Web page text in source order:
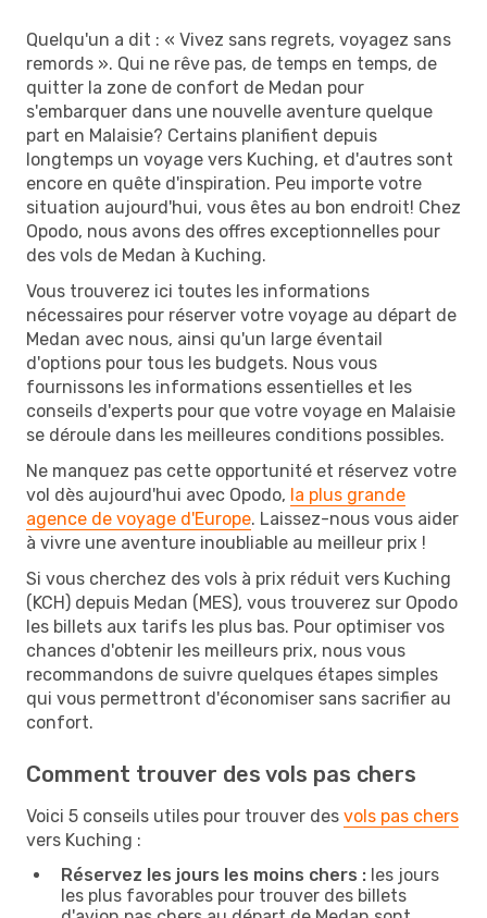
Quelqu'un a dit : « Vivez sans regrets, voyagez sans
remords ». Qui ne rêve pas, de temps en temps, de
quitter la zone de confort de Medan pour
s'embarquer dans une nouvelle aventure quelque
part en Malaisie? Certains planifient depuis
longtemps un voyage vers Kuching, et d'autres sont
encore en quête d'inspiration. Peu importe votre
situation aujourd'hui, vous êtes au bon endroit! Chez
Opodo, nous avons des offres exceptionnelles pour
des vols de Medan à Kuching.
Vous trouverez ici toutes les informations
nécessaires pour réserver votre voyage au départ de
Medan avec nous, ainsi qu'un large éventail
d'options pour tous les budgets. Nous vous
fournissons les informations essentielles et les
conseils d'experts pour que votre voyage en Malaisie
se déroule dans les meilleures conditions possibles.
Ne manquez pas cette opportunité et réservez votre
vol dès aujourd'hui avec Opodo, la plus grande
agence de voyage d'Europe. Laissez-nous vous aider
à vivre une aventure inoubliable au meilleur prix !
Si vous cherchez des vols à prix réduit vers Kuching
(KCH) depuis Medan (MES), vous trouverez sur Opodo
les billets aux tarifs les plus bas. Pour optimiser vos
chances d'obtenir les meilleurs prix, nous vous
recommandons de suivre quelques étapes simples
qui vous permettront d'économiser sans sacrifier au
confort.
Comment trouver des vols pas chers
Voici 5 conseils utiles pour trouver des vols pas chers
vers Kuching :
Réservez les jours les moins chers : les jours
les plus favorables pour trouver des billets